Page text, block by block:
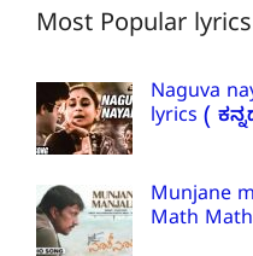
Most Popular lyrics
Naguva
lyrics (
Munjane
Math